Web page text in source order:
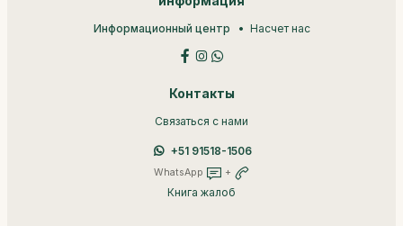
Информационный центр Насчет нас
Контакты
Связаться с нами
+51 91518-1506
WhatsApp +
Книга жалоб